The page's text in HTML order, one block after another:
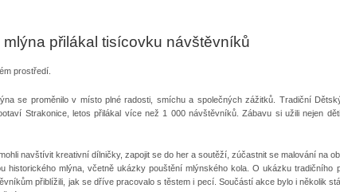
přilákal tisícovku návštěvníků
prostředí.
se proměnilo v místo plné radosti, smíchu a společných zážitků. Tradiční
Strakonice, letos přilákal více než 1 000 návštěvníků. Zábavu si užili nejen
navštívit kreativní dílničky, zapojit se do her a soutěží, zúčastnit se malování na
historického mlýna, včetně ukázky pouštění mlýnského kola. O ukázku tradičního
přiblížili, jak se dříve pracovalo s těstem i pecí. Součástí akce bylo i několik